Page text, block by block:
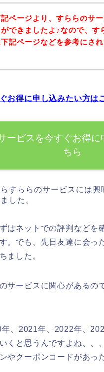
ページより、すららのサ
できましたよ♪なので、す
記ページなどを参考にさ
お得に申し込みたい方は
ービスを今すぐお得に
ちら
すららのサービスには
した。
はネットでの評判などを
。でも、先日友達に会っ
ました。
サービスに関心があるの
、2021年、2022年、
くと思うんですよね、、
やクーポンコードがあっ